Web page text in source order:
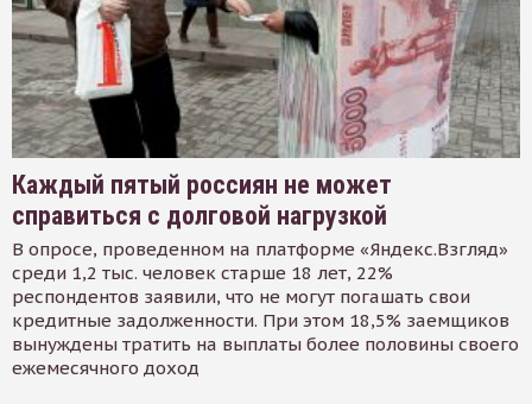
Каждый пятый россиян не может
справиться с долговой нагрузкой
В опросе, проведенном на платформе «Яндекс.Взгляд»
среди 1,2 тыс. человек старше 18 лет, 22%
респондентов заявили, что не могут погашать свои
кредитные задолженности. При этом 18,5% заемщиков
вынуждены тратить на выплаты более половины своего
ежемесячного доход